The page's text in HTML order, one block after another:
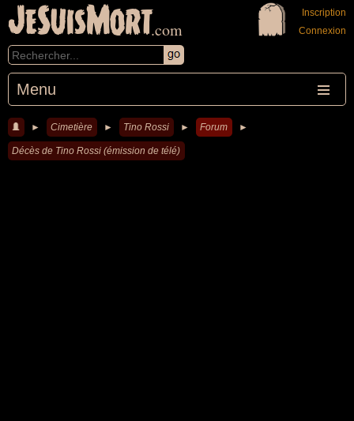
JeSuisMort.com
Menu
Inscription
Connexion
► Cimetière ► Tino Rossi ► Forum ►
Décès de Tino Rossi (émission de télé)